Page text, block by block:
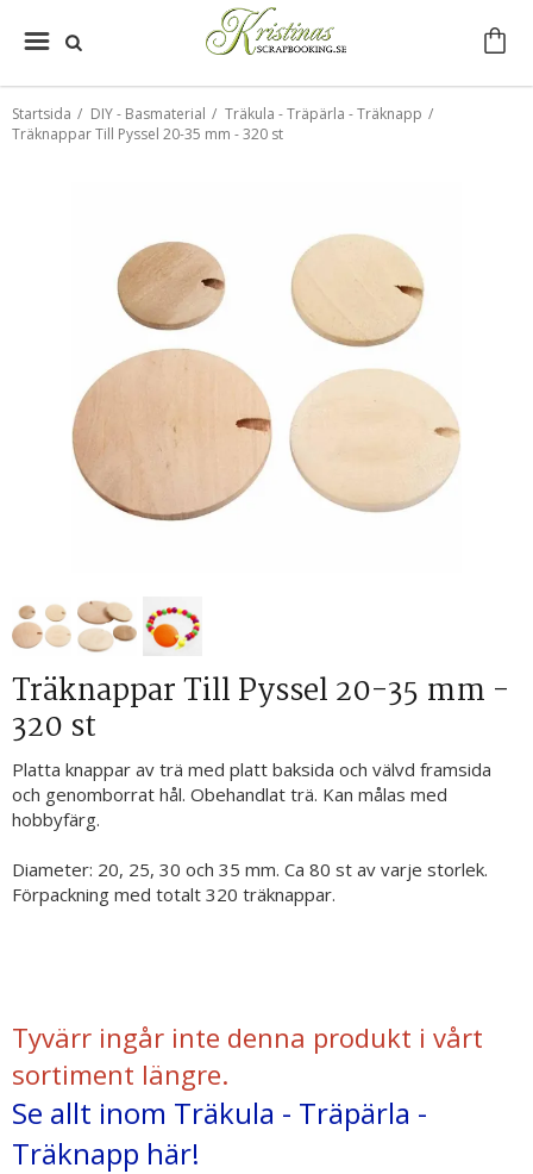
Startsida / DIY - Basmaterial / Träkula - Träpärla - Träknapp /
Träknappar Till Pyssel 20-35 mm - 320 st
Träknappar Till Pyssel 20-35 mm -
320 st
Platta knappar av trä med platt baksida och välvd framsida
och genomborrat hål. Obehandlat trä. Kan målas med
hobbyfärg.
Diameter: 20, 25, 30 och 35 mm. Ca 80 st av varje storlek.
Förpackning med totalt 320 träknappar.
Tyvärr ingår inte denna produkt i vårt
sortiment längre.
Se allt inom Träkula - Träpärla -
Träknapp här!